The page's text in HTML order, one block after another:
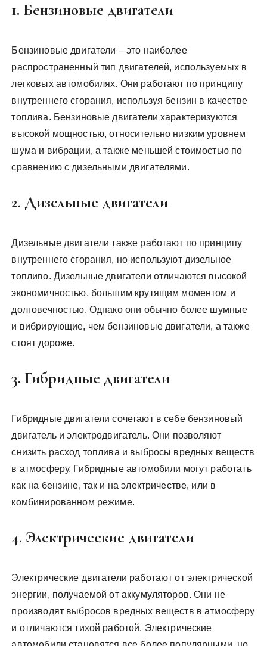
1. Бензиновые двигатели
Бензиновые двигатели – это наиболее
распространенный тип двигателей, используемых в
легковых автомобилях. Они работают по принципу
внутреннего сгорания, используя бензин в качестве
топлива. Бензиновые двигатели характеризуются
высокой мощностью, относительно низким уровнем
шума и вибрации, а также меньшей стоимостью по
сравнению с дизельными двигателями.
2. Дизельные двигатели
Дизельные двигатели также работают по принципу
внутреннего сгорания, но используют дизельное
топливо. Дизельные двигатели отличаются высокой
экономичностью, большим крутящим моментом и
долговечностью. Однако они обычно более шумные
и вибрирующие, чем бензиновые двигатели, а также
стоят дороже.
3. Гибридные двигатели
Гибридные двигатели сочетают в себе бензиновый
двигатель и электродвигатель. Они позволяют
снизить расход топлива и выбросы вредных веществ
в атмосферу. Гибридные автомобили могут работать
как на бензине, так и на электричестве, или в
комбинированном режиме.
4. Электрические двигатели
Электрические двигатели работают от электрической
энергии, получаемой от аккумуляторов. Они не
производят выбросов вредных веществ в атмосферу
и отличаются тихой работой. Электрические